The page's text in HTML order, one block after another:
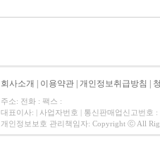
회사소개 이용약관 개인정보취급방침
주소: 전화 : 팩스 :
대표이사: | 사업자번호 | 통신판매업신고번호 :
개인정보보호 관리책임자: Copyright ⓒ All